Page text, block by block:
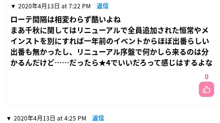
2020年4月13日 at 7:22 PM 返信
ローテ間隔は相変わらず酷いよね
まあ千秋に関してはリニューアルで全員追加された恒常やメ
インストを別にすれば一年前のイベントからほぼ出番らしい
出番も無かったし、リニューアル序盤で何かしら来るのは分
かるんだけど……だったら★4でいいだろって感じはするよな
0
2020年4月13日 at 4:25 PM 返信